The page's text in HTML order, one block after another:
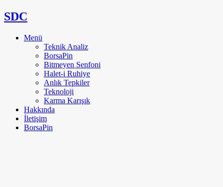
SDC
Menü
Teknik Analiz
BorsaPin
Bitmeyen Senfoni
Halet-i Ruhiye
Anlık Tepkiler
Teknoloji
Karma Karışık
Hakkında
İletişim
BorsaPin